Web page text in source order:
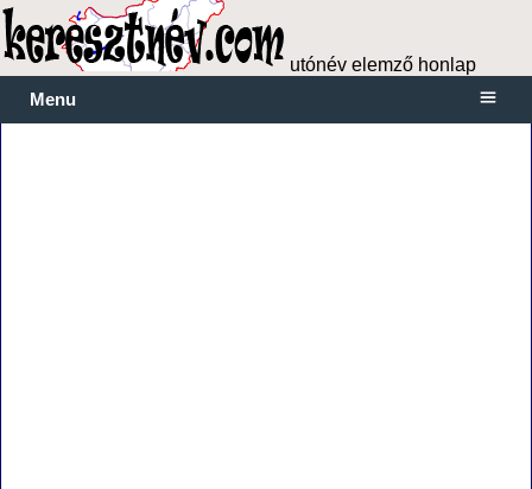
utónév elemző honlap
Menu